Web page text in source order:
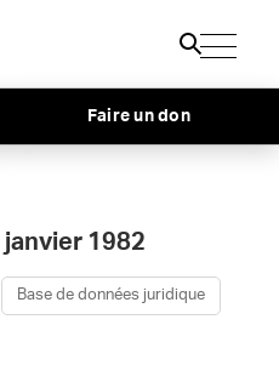
Faire un don
1982
Base de données juridique